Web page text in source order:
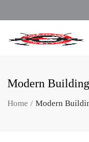
Modern Building
Home Modern